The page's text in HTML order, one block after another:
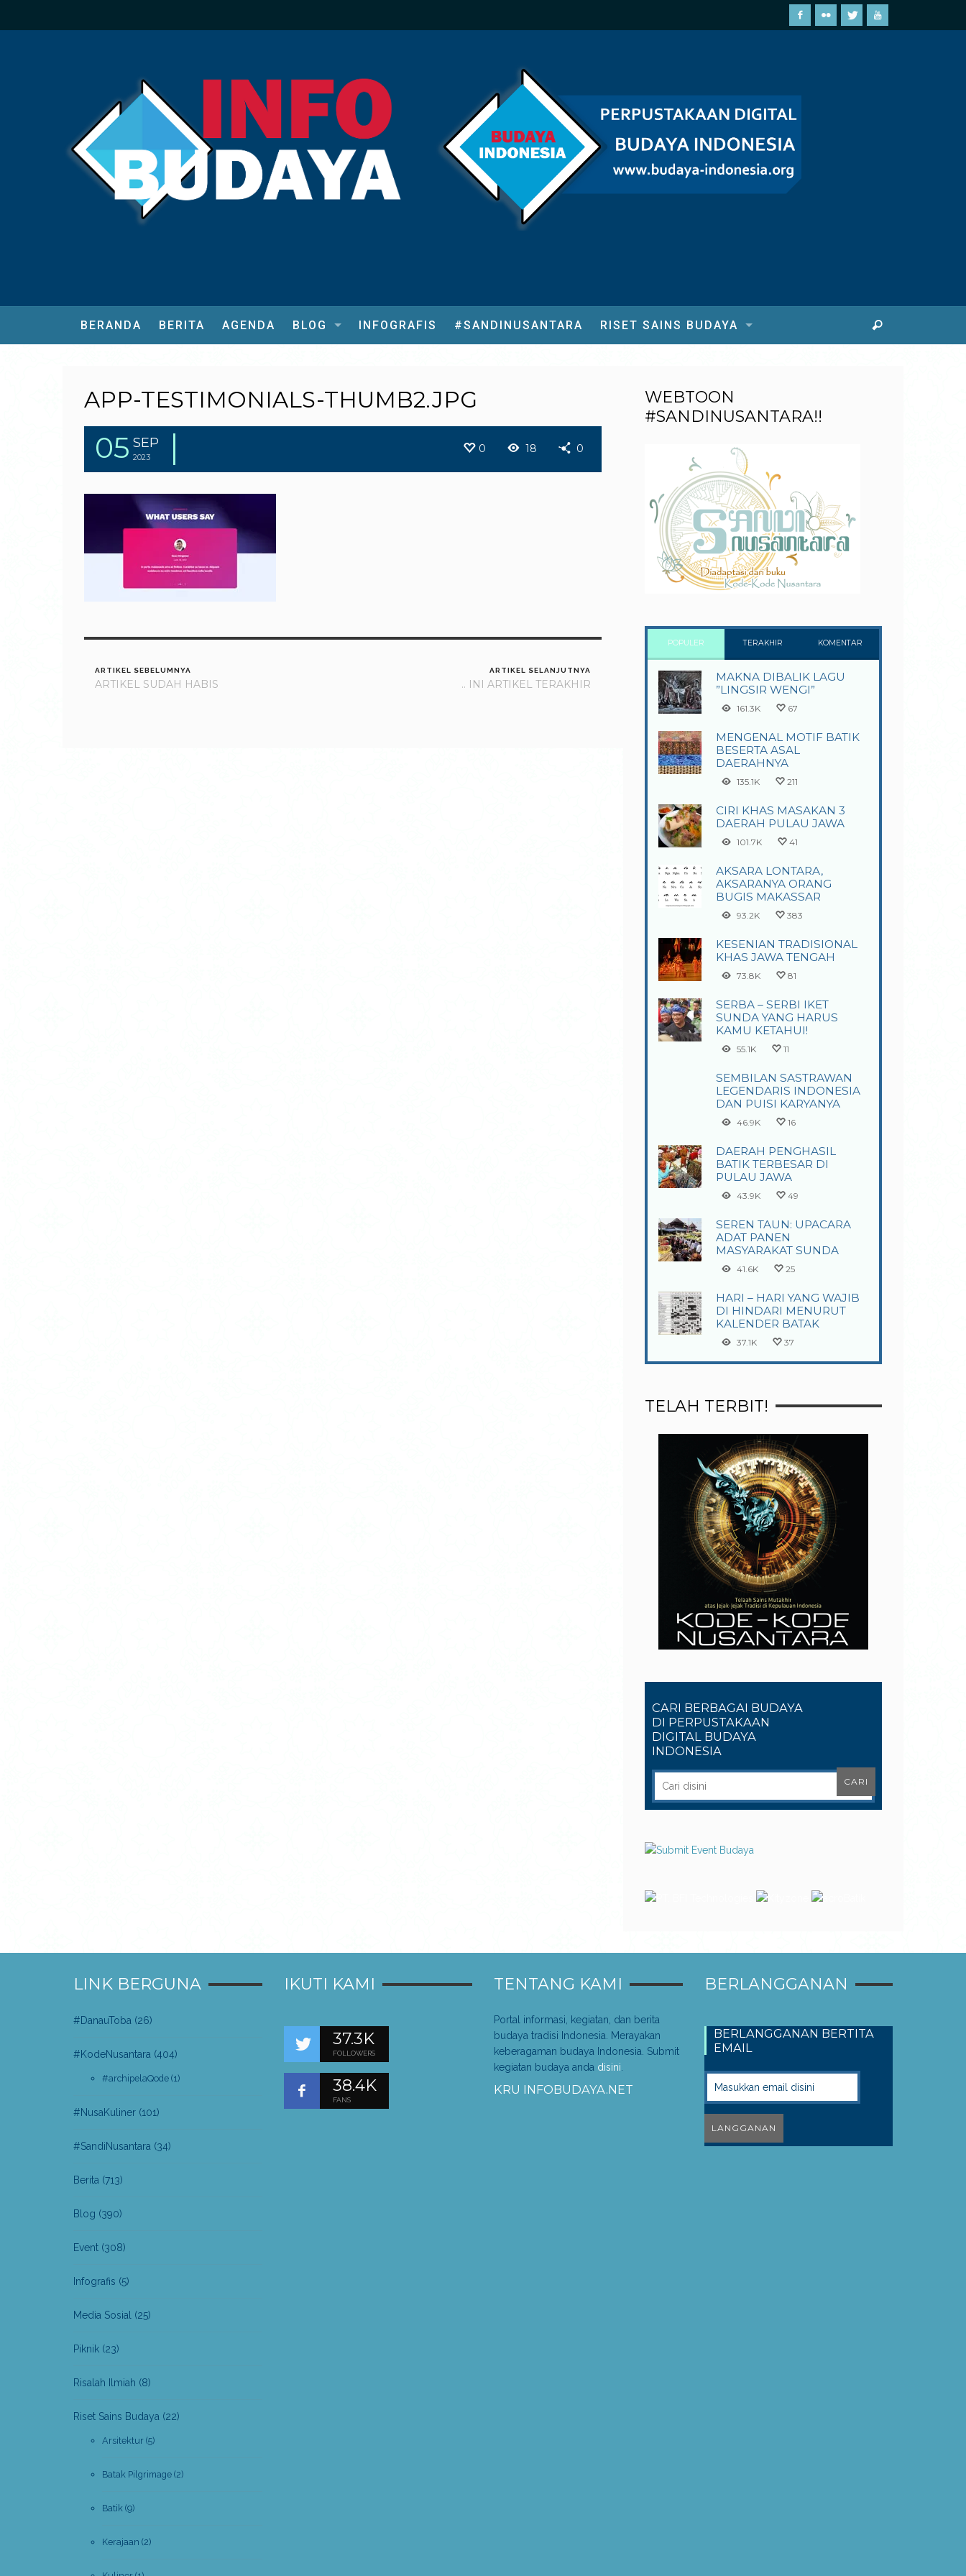
BERANDA BERITA AGENDA BLOG INFOGRAFIS #SANDINUSANTARA RISET SAINS BUDAYA
APP-TESTIMONIALS-THUMB2.JPG
05 SEP
2023
0 18 0
ARTIKEL SEBELUMNYA
ARTIKEL SUDAH HABIS
ARTIKEL SELANJUTNYA
.. INI ARTIKEL TERAKHIR
WEBTOON
#SANDINUSANTARA!!
POPULER TERAKHIR KOMENTAR
MAKNA DIBALIK LAGU
”LINGSIR WENGI”
161.3K 67
MENGENAL MOTIF BATIK
BESERTA ASAL
DAERAHNYA
135.1K 211
CIRI KHAS MASAKAN 3
DAERAH PULAU JAWA
101.7K 41
AKSARA LONTARA,
AKSARANYA ORANG
BUGIS MAKASSAR
93.2K 383
KESENIAN TRADISIONAL
KHAS JAWA TENGAH
73.8K 81
SERBA – SERBI IKET
SUNDA YANG HARUS
KAMU KETAHUI!
55.1K 11
SEMBILAN SASTRAWAN
LEGENDARIS INDONESIA
DAN PUISI KARYANYA
46.9K 16
DAERAH PENGHASIL
BATIK TERBESAR DI
PULAU JAWA
43.9K 49
SEREN TAUN: UPACARA
ADAT PANEN
MASYARAKAT SUNDA
41.6K 25
HARI – HARI YANG WAJIB
DI HINDARI MENURUT
KALENDER BATAK
37.1K 37
TELAH TERBIT!
CARI BERBAGAI BUDAYA
DI PERPUSTAKAAN
DIGITAL BUDAYA
INDONESIA
LINK BERGUNA
#DanauToba (26)
#KodeNusantara (404)
#archipelaQode (1)
#NusaKuliner (101)
#SandiNusantara (34)
Berita (713)
Blog (390)
Event (308)
Infografis (5)
Media Sosial (25)
Piknik (23)
Risalah Ilmiah (8)
Riset Sains Budaya (22)
Arsitektur (5)
Batak Pilgrimage (2)
Batik (9)
Kerajaan (2)
IKUTI KAMI
37.3K
FOLLOWERS
38.4K
FANS
TENTANG KAMI
Portal informasi, kegiatan, dan berita
budaya tradisi Indonesia. Merayakan
keberagaman budaya Indonesia. Submit
kegiatan budaya anda disini.
KRU INFOBUDAYA.NET
BERLANGGANAN
BERLANGGANAN BERTITA
EMAIL